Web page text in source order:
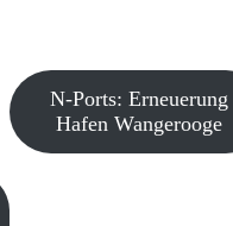
N-Ports: Erneuerung
Hafen Wangerooge